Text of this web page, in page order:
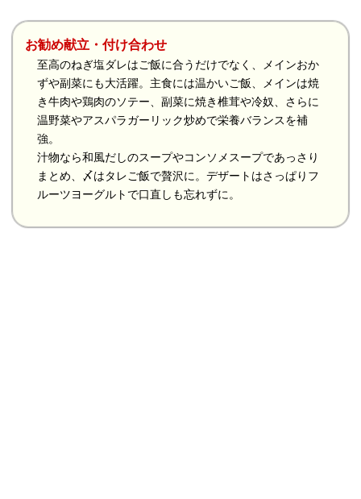
お勧め献立・付け合わせ
至高のねぎ塩ダレはご飯に合うだけでなく、メインおか
ずや副菜にも大活躍。主食には温かいご飯、メインは焼
き牛肉や鶏肉のソテー、副菜に焼き椎茸や冷奴、さらに
温野菜やアスパラガーリック炒めで栄養バランスを補
強。
汁物なら和風だしのスープやコンソメスープであっさり
まとめ、〆はタレご飯で贅沢に。デザートはさっぱりフ
ルーツヨーグルトで口直しも忘れずに。